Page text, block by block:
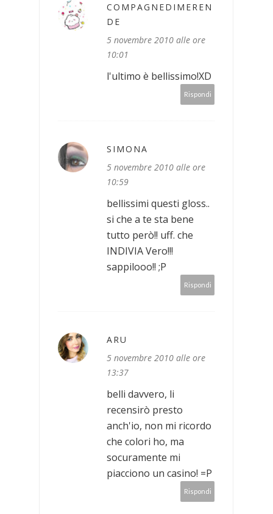
COMPAGNEDIMEREN
DE
5 novembre 2010 alle ore
10:01
l'ultimo è bellissimo!XD
Rispondi
SIMONA
5 novembre 2010 alle ore
10:59
bellissimi questi gloss..
si che a te sta bene
tutto però!! uff. che
INDIVIA Vero!!!
sappilooo!! ;P
Rispondi
ARU
5 novembre 2010 alle ore
13:37
belli davvero, li
recensirò presto
anch'io, non mi ricordo
che colori ho, ma
socuramente mi
piacciono un casino! =P
Rispondi